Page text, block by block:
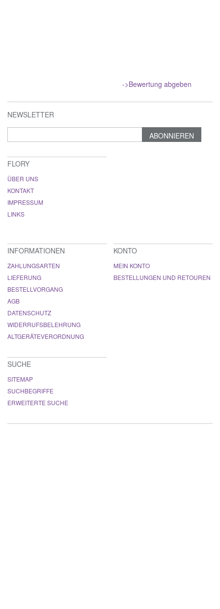
->Bewertung abgeben
NEWSLETTER
ABONNIEREN
FLORY
ÜBER UNS
KONTAKT
IMPRESSUM
LINKS
INFORMATIONEN
ZAHLUNGSARTEN
LIEFERUNG
BESTELLVORGANG
AGB
DATENSCHUTZ
WIDERRUFSBELEHRUNG
ALTGERÄTEVERORDNUNG
KONTO
MEIN KONTO
BESTELLUNGEN UND RETOUREN
SUCHE
SITEMAP
SUCHBEGRIFFE
ERWEITERTE SUCHE